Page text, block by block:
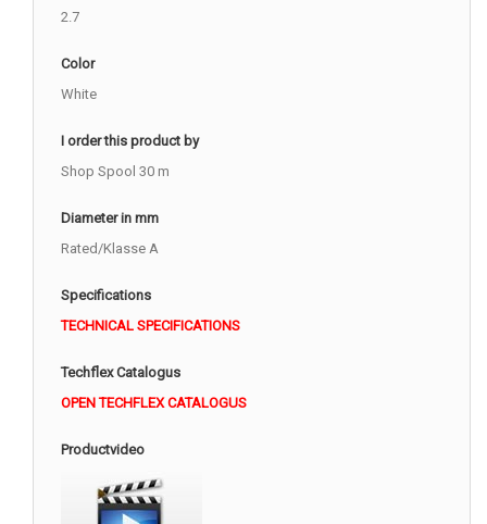
2.7
Color
White
I order this product by
Shop Spool 30 m
Diameter in mm
Rated/Klasse A
Specifications
TECHNICAL SPECIFICATIONS
Techflex Catalogus
OPEN TECHFLEX CATALOGUS
Productvideo